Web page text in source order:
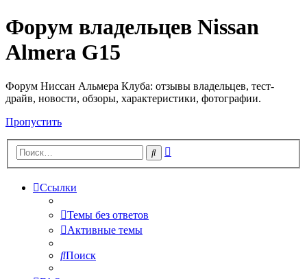
Форум владельцев Nissan
Almera G15
Форум Ниссан Альмера Клуба: отзывы владельцев, тест-
драйв, новости, обзоры, характеристики, фотографии.
Пропустить
Поиск
Ссылки
Темы без ответов
Активные темы
Поиск